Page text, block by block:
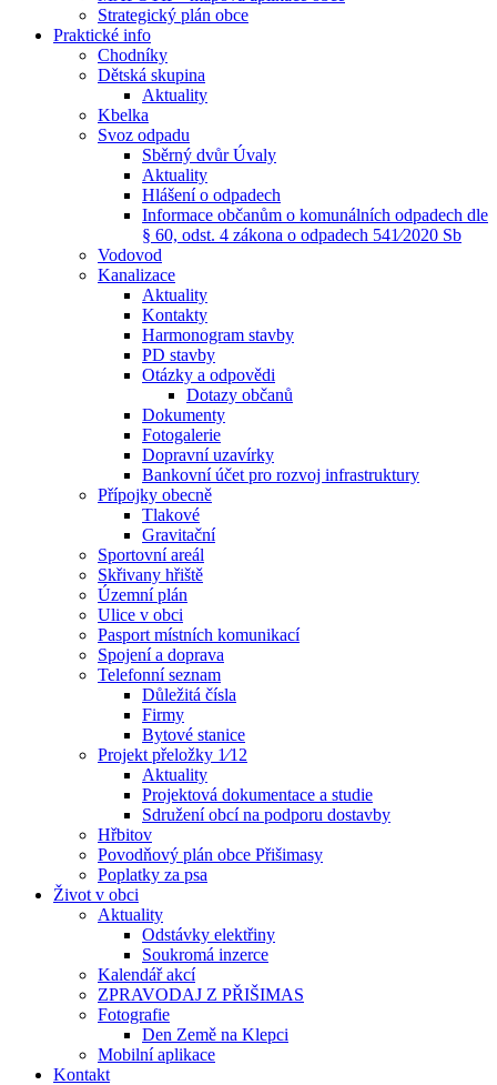
Strategický plán obce
Praktické info
Chodníky
Dětská skupina
Aktuality
Kbelka
Svoz odpadu
Sběrný dvůr Úvaly
Aktuality
Hlášení o odpadech
Informace občanům o komunálních odpadech dle
§ 60, odst. 4 zákona o odpadech 541⁄2020 Sb
Vodovod
Kanalizace
Aktuality
Kontakty
Harmonogram stavby
PD stavby
Otázky a odpovědi
Dotazy občanů
Dokumenty
Fotogalerie
Dopravní uzavírky
Bankovní účet pro rozvoj infrastruktury
Přípojky obecně
Tlakové
Gravitační
Sportovní areál
Skřivany hřiště
Územní plán
Ulice v obci
Pasport místních komunikací
Spojení a doprava
Telefonní seznam
Důležitá čísla
Firmy
Bytové stanice
Projekt přeložky 1⁄12
Aktuality
Projektová dokumentace a studie
Sdružení obcí na podporu dostavby
Hřbitov
Povodňový plán obce Přišimasy
Poplatky za psa
Život v obci
Aktuality
Odstávky elektřiny
Soukromá inzerce
Kalendář akcí
ZPRAVODAJ Z PŘIŠIMAS
Fotografie
Den Země na Klepci
Mobilní aplikace
Kontakt